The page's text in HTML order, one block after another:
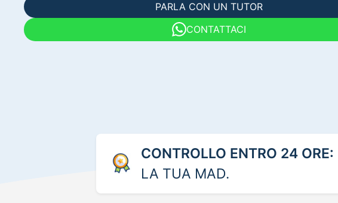
PARLA CON UN TUTOR
CONTATTACI
CONTROLLO ENTRO 24 ORE:
LA TUA MAD.